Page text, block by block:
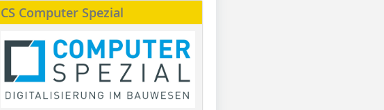
CS Computer Spezial